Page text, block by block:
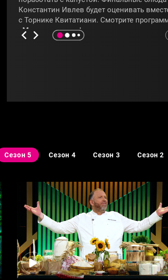
Константин Ивлев будет оценивать
с Торнике Квитатиани. Смотрите
«Молодые ножи»!
Сезон 5 Сезон 4 Сезон 3 Сезон 2